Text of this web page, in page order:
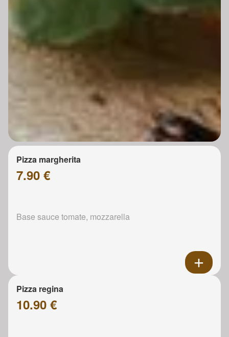
Pizza margherita
7.90 €
Base sauce tomate, mozzarella
Pizza regina
10.90 €